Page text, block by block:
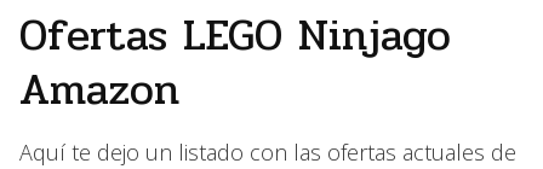
Ofertas LEGO Ninjago
Amazon
Aquí te dejo un listado con las ofertas actuales de